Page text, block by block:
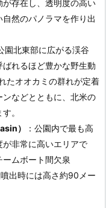
存在し、透明度の高い
然のパノラマを作り出
園北東部に広がる渓谷
れるほど豊かな野生動
たオオカミの群れが定着
などとともに、北米の
。
）
：公園内で最も高
非常に高いエリアで
ムボート間欠泉
出時には高さ約90メー